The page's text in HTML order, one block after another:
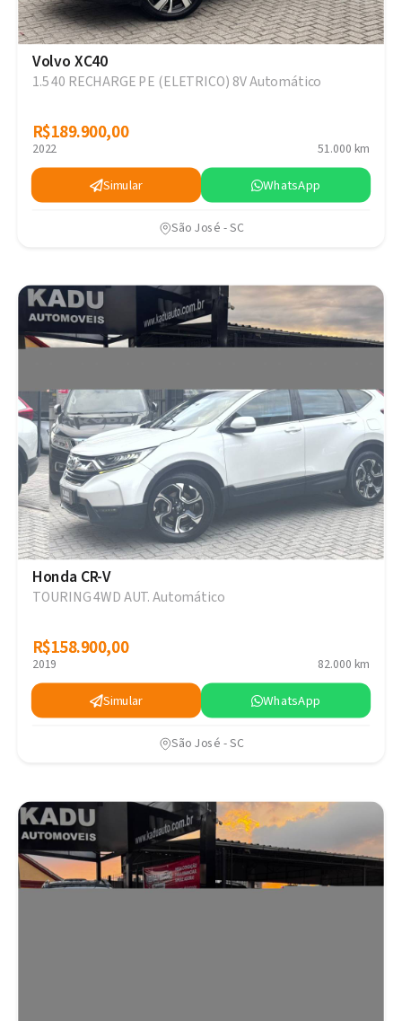
Volvo XC40
1.5 40 RECHARGE PE (ELETRICO) 8V Automático
R$189.900,00
R$189.900,00
2022 51.000 km
Simular WhatsApp
São José - SC
Honda CR-V
TOURING 4WD AUT. Automático
R$158.900,00
R$158.900,00
2019 82.000 km
Simular WhatsApp
São José - SC